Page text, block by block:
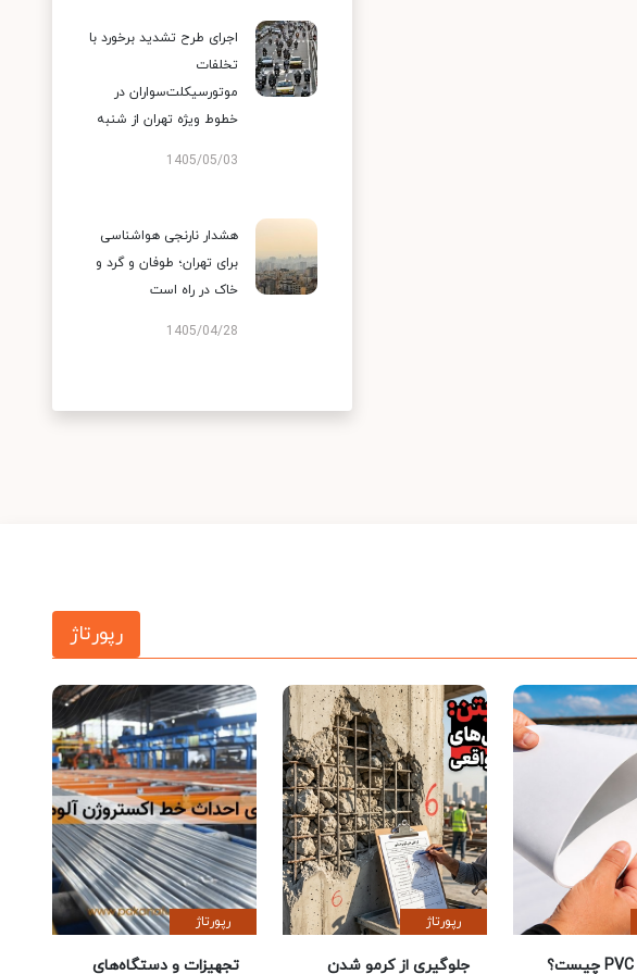
اجرای طرح تشدید برخورد با
تخلفات
موتورسیکلت‌سواران در
خطوط ویژه تهران از شنبه
1405/05/03
هشدار نارنجی هواشناسی
برای تهران؛ طوفان و گرد و
خاک در راه است
1405/04/28
رپورتاژ
ژئوممبران PVC چیست؟
رپورتاژ
جلوگیری از کرمو شدن
رپورتاژ
تجهیزات و دستگاه‌های